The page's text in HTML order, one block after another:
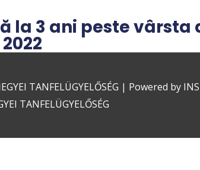
la 3 ani peste vârsta
TANFELÜGYELŐSÉG | Powered by
TANFELÜGYELŐSÉG